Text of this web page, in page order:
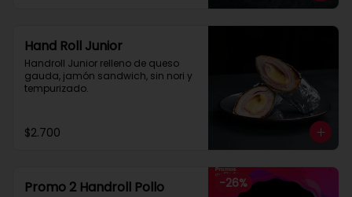
Hand Roll Junior
Handroll Junior relleno de queso
gauda, jamón sandwich, sin nori y
tempurizado.
$2.700
-26%
Promo 2 Handroll Pollo